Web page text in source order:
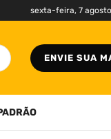
sexta-feira, 7
ENVIE SUA